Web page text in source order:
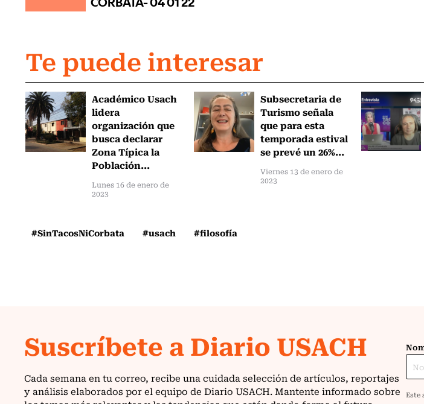
Te puede interesar
Académico Usach
lidera
organización que
busca declarar
Zona Típica la
Población...
Lunes 16 de enero de
2023
Subsecretaria de
Turismo señala
que para esta
temporada estival
se prevé un 26%...
Viernes 13 de enero de
2023
#SinTacosNiCorbata #usach #filosofía